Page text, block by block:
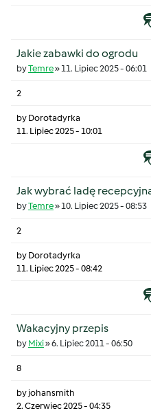
Jakie zabawki do ogrodu
byTemre»11. Lipiec 2025 - 06:01
2
by Dorotadyrka
11. Lipiec 2025 - 10:01
Jak wybrać ladę
byTemre»10. Lipiec 2025 - 08:53
2
by Dorotadyrka
11. Lipiec 2025 - 08:42
Wakacyjny przepis
by Mixi»6. Lipiec 2011 - 06:50
8
byjohansmith
2. Czerwiec 2025 - 04:35